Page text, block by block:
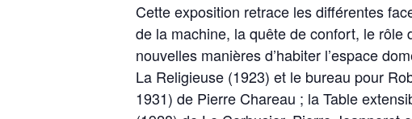
Cette exposition retrace les différentes
de la machine, la quête de confort, le
nouvelles manières d’habiter l’espace
La Religieuse (1923) et le bureau pour
1931) de Pierre Chareau ; la Table